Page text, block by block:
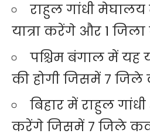
राहुल गांधी
यात्रा करेंगे और 1
पश्चिम बंगाल में यह
की होगी जिसमें 7
बिहार में राहुल गांधी
करेंगे जिसमें 7 जिले